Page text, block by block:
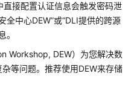
接配置认证信息会触发密码泄
全中心DEW”或“DLI提供的跨源
。
Workshop, DEW）为您解决数
等问题。推荐使用DEW来存储